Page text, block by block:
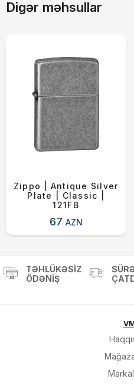
Digər məhsullar
Zippo | Antique Silver
Plate | Classic |
121FB
67 AZN
Alış-
TƏHLÜKƏSIZ
ÖDƏNIŞ